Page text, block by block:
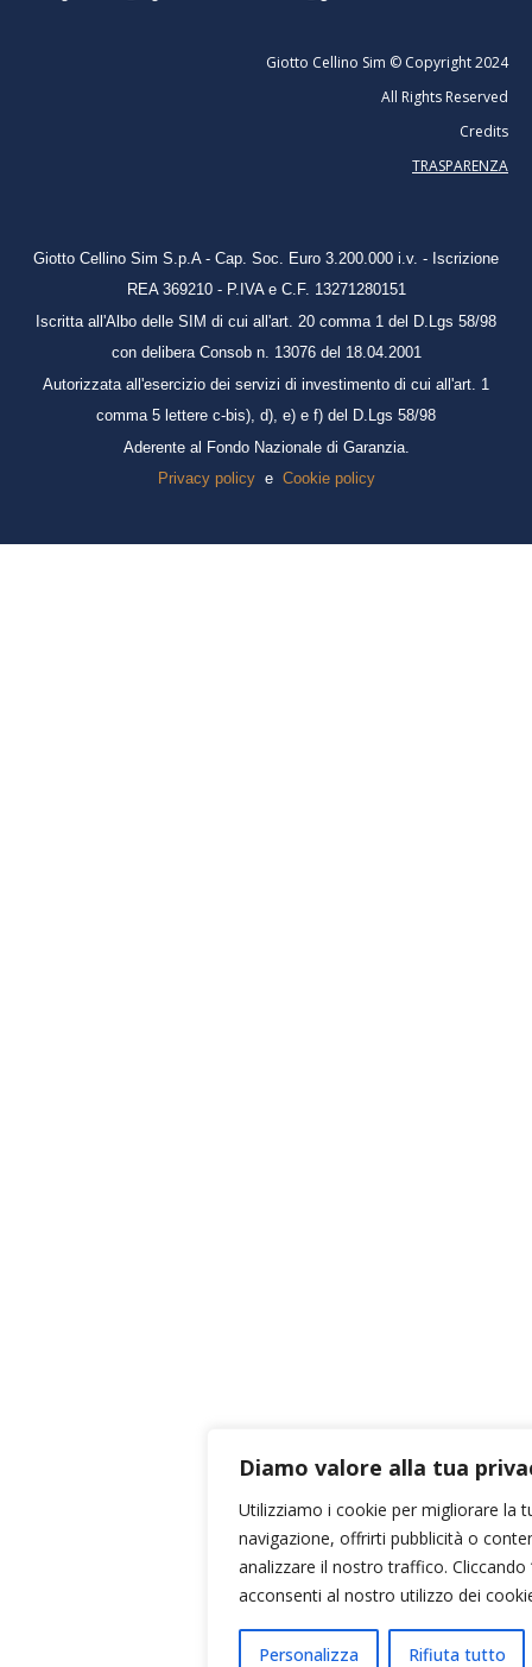
Diamo valore alla tua
Utilizziamo i cookie per migliorare la
navigazione, offrirti pubblicità o
analizzare il nostro traffico. Cliccando
acconsenti al nostro utilizzo dei
Personalizza Rifiuta tutto
Giotto Cellino Sim © Copyright 2024
All Rights Reserved
Credits
TRASPARENZA
Giotto Cellino Sim S.p.A - Cap. Soc. Euro 3.200.000 i.v. - Iscrizione
REA 369210 - P.IVA e C.F. 13271280151
Iscritta all'Albo delle SIM di cui all'art. 20 comma 1 del D.Lgs 58/98
con delibera Consob n. 13076 del 18.04.2001
Autorizzata all'esercizio dei servizi di investimento di cui all'art. 1
comma 5 lettere c-bis), d), e) e f) del D.Lgs 58/98
Aderente al Fondo Nazionale di Garanzia.
Privacy policye Cookie policy